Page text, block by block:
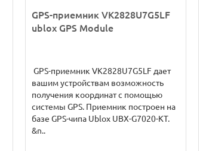
GPS-приемник VK2828U7G5LF
ublox GPS Module
GPS-приемник VK2828U7G5LF дает
вашим устройствам возможность
получения координат с помощью
системы GPS. Приемник построен на
базе GPS-чипа Ublox UBX-G7020-KT.
&n..